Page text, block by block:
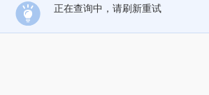
正在查询中，请刷新重试